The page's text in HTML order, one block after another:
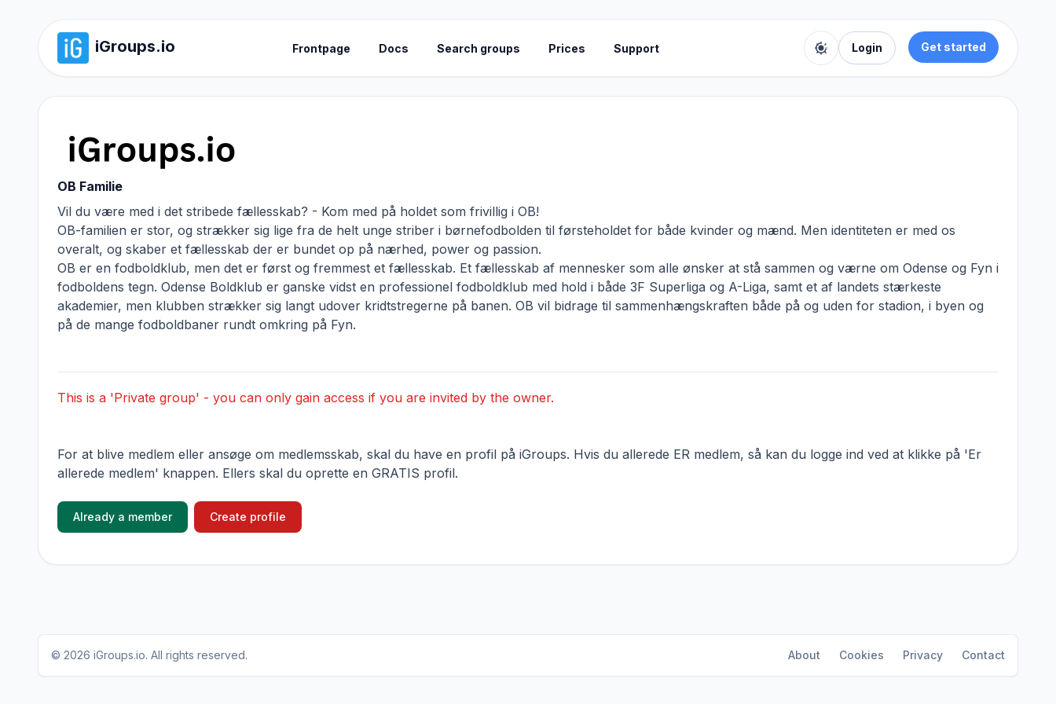
iGroups.io Frontpage Docs Search groups Prices Support Toggle color theme
Login Get started
OB Familie
Vil du være med i det stribede fællesskab? - Kom med på holdet som frivillig i OB!
OB-familien er stor, og strækker sig lige fra de helt unge striber i børnefodbolden til førsteholdet for både kvinder og mænd. Men identiteten er med os
overalt, og skaber et fællesskab der er bundet op på nærhed, power og passion.
OB er en fodboldklub, men det er først og fremmest et fællesskab. Et fællesskab af mennesker som alle ønsker at stå sammen og værne om Odense og Fyn i
fodboldens tegn. Odense Boldklub er ganske vidst en professionel fodboldklub med hold i både 3F Superliga og A-Liga, samt et af landets stærkeste
akademier, men klubben strækker sig langt udover kridtstregerne på banen. OB vil bidrage til sammenhængskraften både på og uden for stadion, i byen og
på de mange fodboldbaner rundt omkring på Fyn.
This is a 'Private group' - you can only gain access if you are invited by the owner.
For at blive medlem eller ansøge om medlemsskab, skal du have en profil på iGroups. Hvis du allerede ER medlem, så kan du logge ind ved at klikke på 'Er
allerede medlem' knappen. Ellers skal du oprette en GRATIS profil.
Already a member Create profile
© 2026 iGroups.io. All rights reserved. About Cookies Privacy Contact